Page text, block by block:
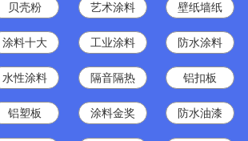
贝壳粉 艺术涂料 壁纸墙纸
涂料十大 工业涂料 防水涂料
水性涂料 隔音隔热 铝扣板
铝塑板 涂料金奖 防水油漆